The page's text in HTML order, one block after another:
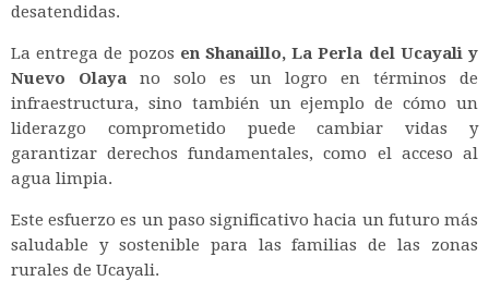
desatendidas.
La entrega de pozos en Shanaillo, La Perla del Ucayali y
Nuevo Olaya no solo es un logro en términos de
infraestructura, sino también un ejemplo de cómo un
liderazgo comprometido puede cambiar vidas y
garantizar derechos fundamentales, como el acceso al
agua limpia.
Este esfuerzo es un paso significativo hacia un futuro más
saludable y sostenible para las familias de las zonas
rurales de Ucayali.